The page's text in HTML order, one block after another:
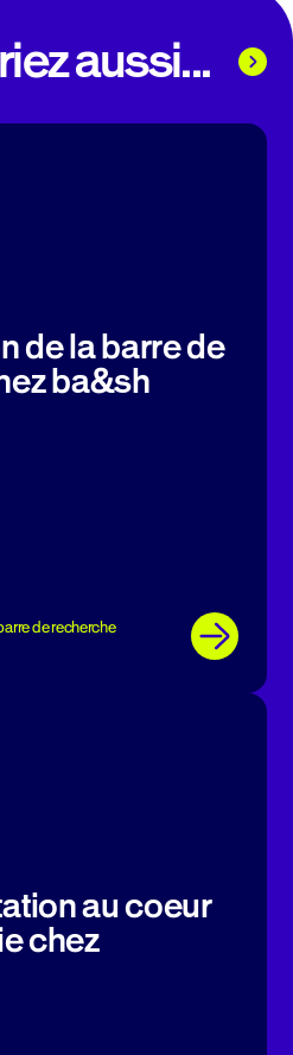
aussi...
de la barre de
ba&sh
de recherche
au coeur
chez